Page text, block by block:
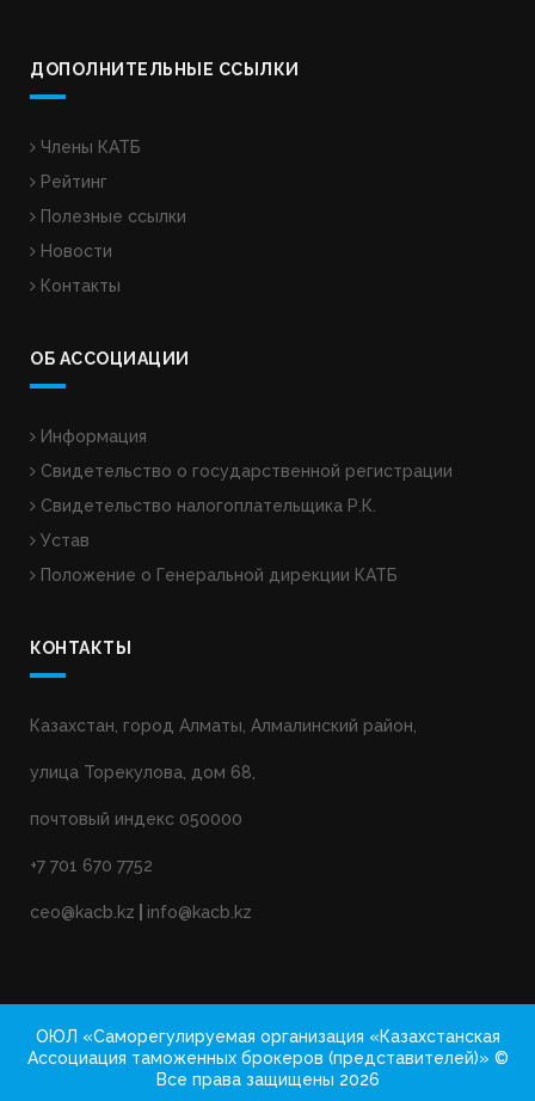
ДОПОЛНИТЕЛЬНЫЕ ССЫЛКИ
Члены КАТБ
Рейтинг
Полезные ссылки
Новости
Контакты
ОБ АССОЦИАЦИИ
Информация
Свидетельство о государственной регистрации
Свидетельство налогоплательщика Р.К.
Устав
Положение о Генеральной дирекции КАТБ
КОНТАКТЫ
Казахстан, город Алматы, Алмалинский район,
улица Торекулова, дом 68,
почтовый индекс 050000
+7 701 670 7752
ceo@kacb.kz info@kacb.kz
ОЮЛ «Саморегулируемая организация «Казахстанская
Ассоциация таможенных брокеров (представителей)» ©
Все права защищены 2026